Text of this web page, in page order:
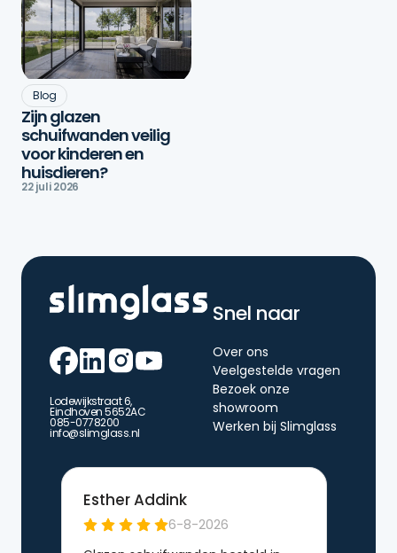
Blog
Zijn glazen
schuifwanden veilig
voor kinderen en
huisdieren?
22 juli 2026
Lodewijkstraat 6,
Eindhoven 5652AC
085-0778200
info@slimglass.nl
Snel naar
Over ons
Veelgestelde vragen
Bezoek onze
showroom
Werken bij Slimglass